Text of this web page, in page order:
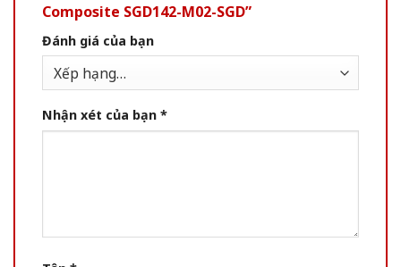
Composite SGD142-M02-SGD”
Đánh giá của bạn
Nhận xét của bạn *